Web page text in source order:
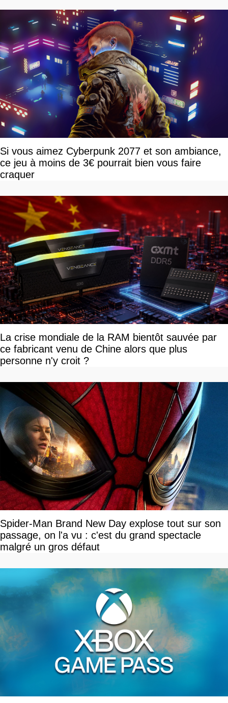
Si vous aimez Cyberpunk 2077 et son ambiance,
ce jeu à moins de 3€ pourrait bien vous faire
craquer
La crise mondiale de la RAM bientôt sauvée par
ce fabricant venu de Chine alors que plus
personne n'y croit ?
Spider-Man Brand New Day explose tout sur son
passage, on l'a vu : c'est du grand spectacle
malgré un gros défaut